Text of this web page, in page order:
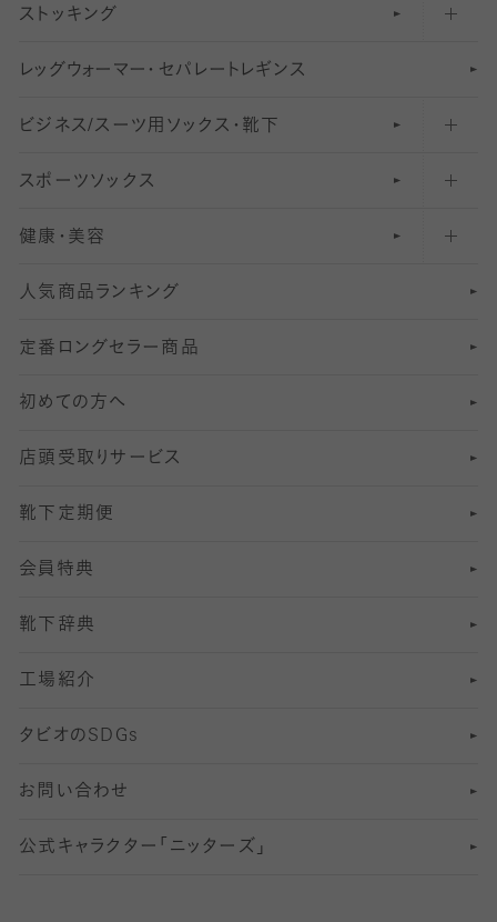
スニーカー（くるぶし）用ソックス
アンクル・ショートソックス（くるぶし上）
クルーソックス（ふくらはぎ下）
ハイソックス
オーバーニー・ニーハイソックス
31〜40デニールタイツ
41〜60デニールタイツ
61〜80デニールタイツ
81 〜110デニールタイツ
111〜210デニールタイツ
211デニールタイツ以上（防寒・厚手タイツ）
柄レギンス
無地レギンス
レギンスパンツ（レギパン）
マタニティレギンス
5 分丈
6 分丈レギンス
7 分丈 レギンス
8 分丈 レギンス
10分丈 レギンス
12分丈レギンス
13分丈レギンス
ストッキング
伝線しにくいストッキング
ショートストッキング
結婚式用ストッキング
美脚ストッキング
オールスルーストッキング
レッ グ ウォー マー ・ セパレー ト レ ギンス
ビジネス/スーツ用 ソックス・靴下
匠シリーズ
フレッシャーズ向けソックス・靴下
冠婚葬祭向けソックス・靴下
スーツカジュアルソックス・靴下
ロングホーズ
スポーツソックス
ランニングソックス・靴下
ゴルフソックス・靴下
サッカー・フットサル用ソックス
ヨガソックス・靴下
スポーツ用レッグウォーマー
SSサイズ（21～23cm）
Sサイズ（22～25cm）
Mサイズ（25～27cm）
Lサイズ（27～29cm）
健康・美容
インナーソックス
加圧・着圧ソックス
冷えとり靴下
着圧・加圧タイツ
むくみ対策
足の疲れ対策
足の臭い対策
冷え対策
靴ずれ対策
快適な睡眠対策
人気商品ランキング
定番ロングセラー商品
初めての方へ
店頭受取りサービス
靴下定期便
会員特典
靴下辞典
工場紹介
タビオのSDGs
お問い合わせ
公式キャラクター「ニッターズ」